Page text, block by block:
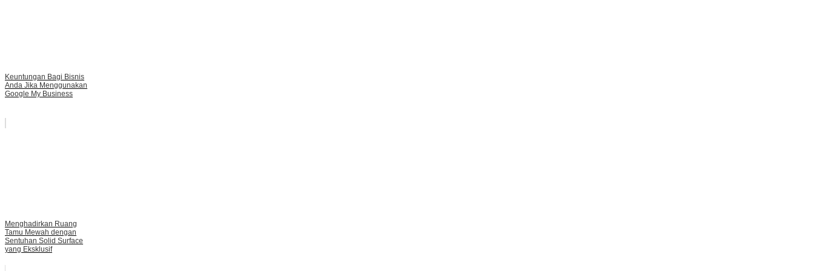
Keuntungan Bagi Bisnis
Anda Jika Menggunakan
Google My Business
Menghadirkan Ruang
Tamu Mewah dengan
Sentuhan Solid Surface
yang Eksklusif